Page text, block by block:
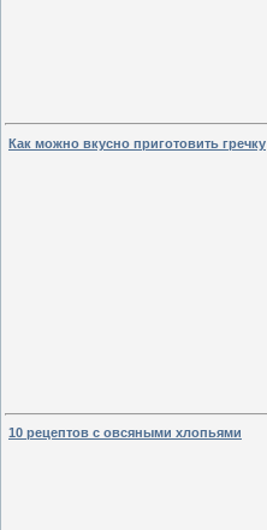
Как можно вкусно приготовить гречку
10 рецептов с овсяными хлопьями